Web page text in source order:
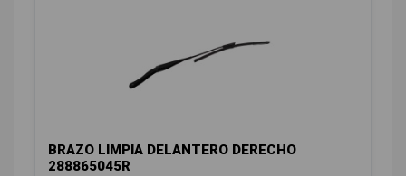
BRAZO LIMPIA DELANTERO DERECHO
288865045R